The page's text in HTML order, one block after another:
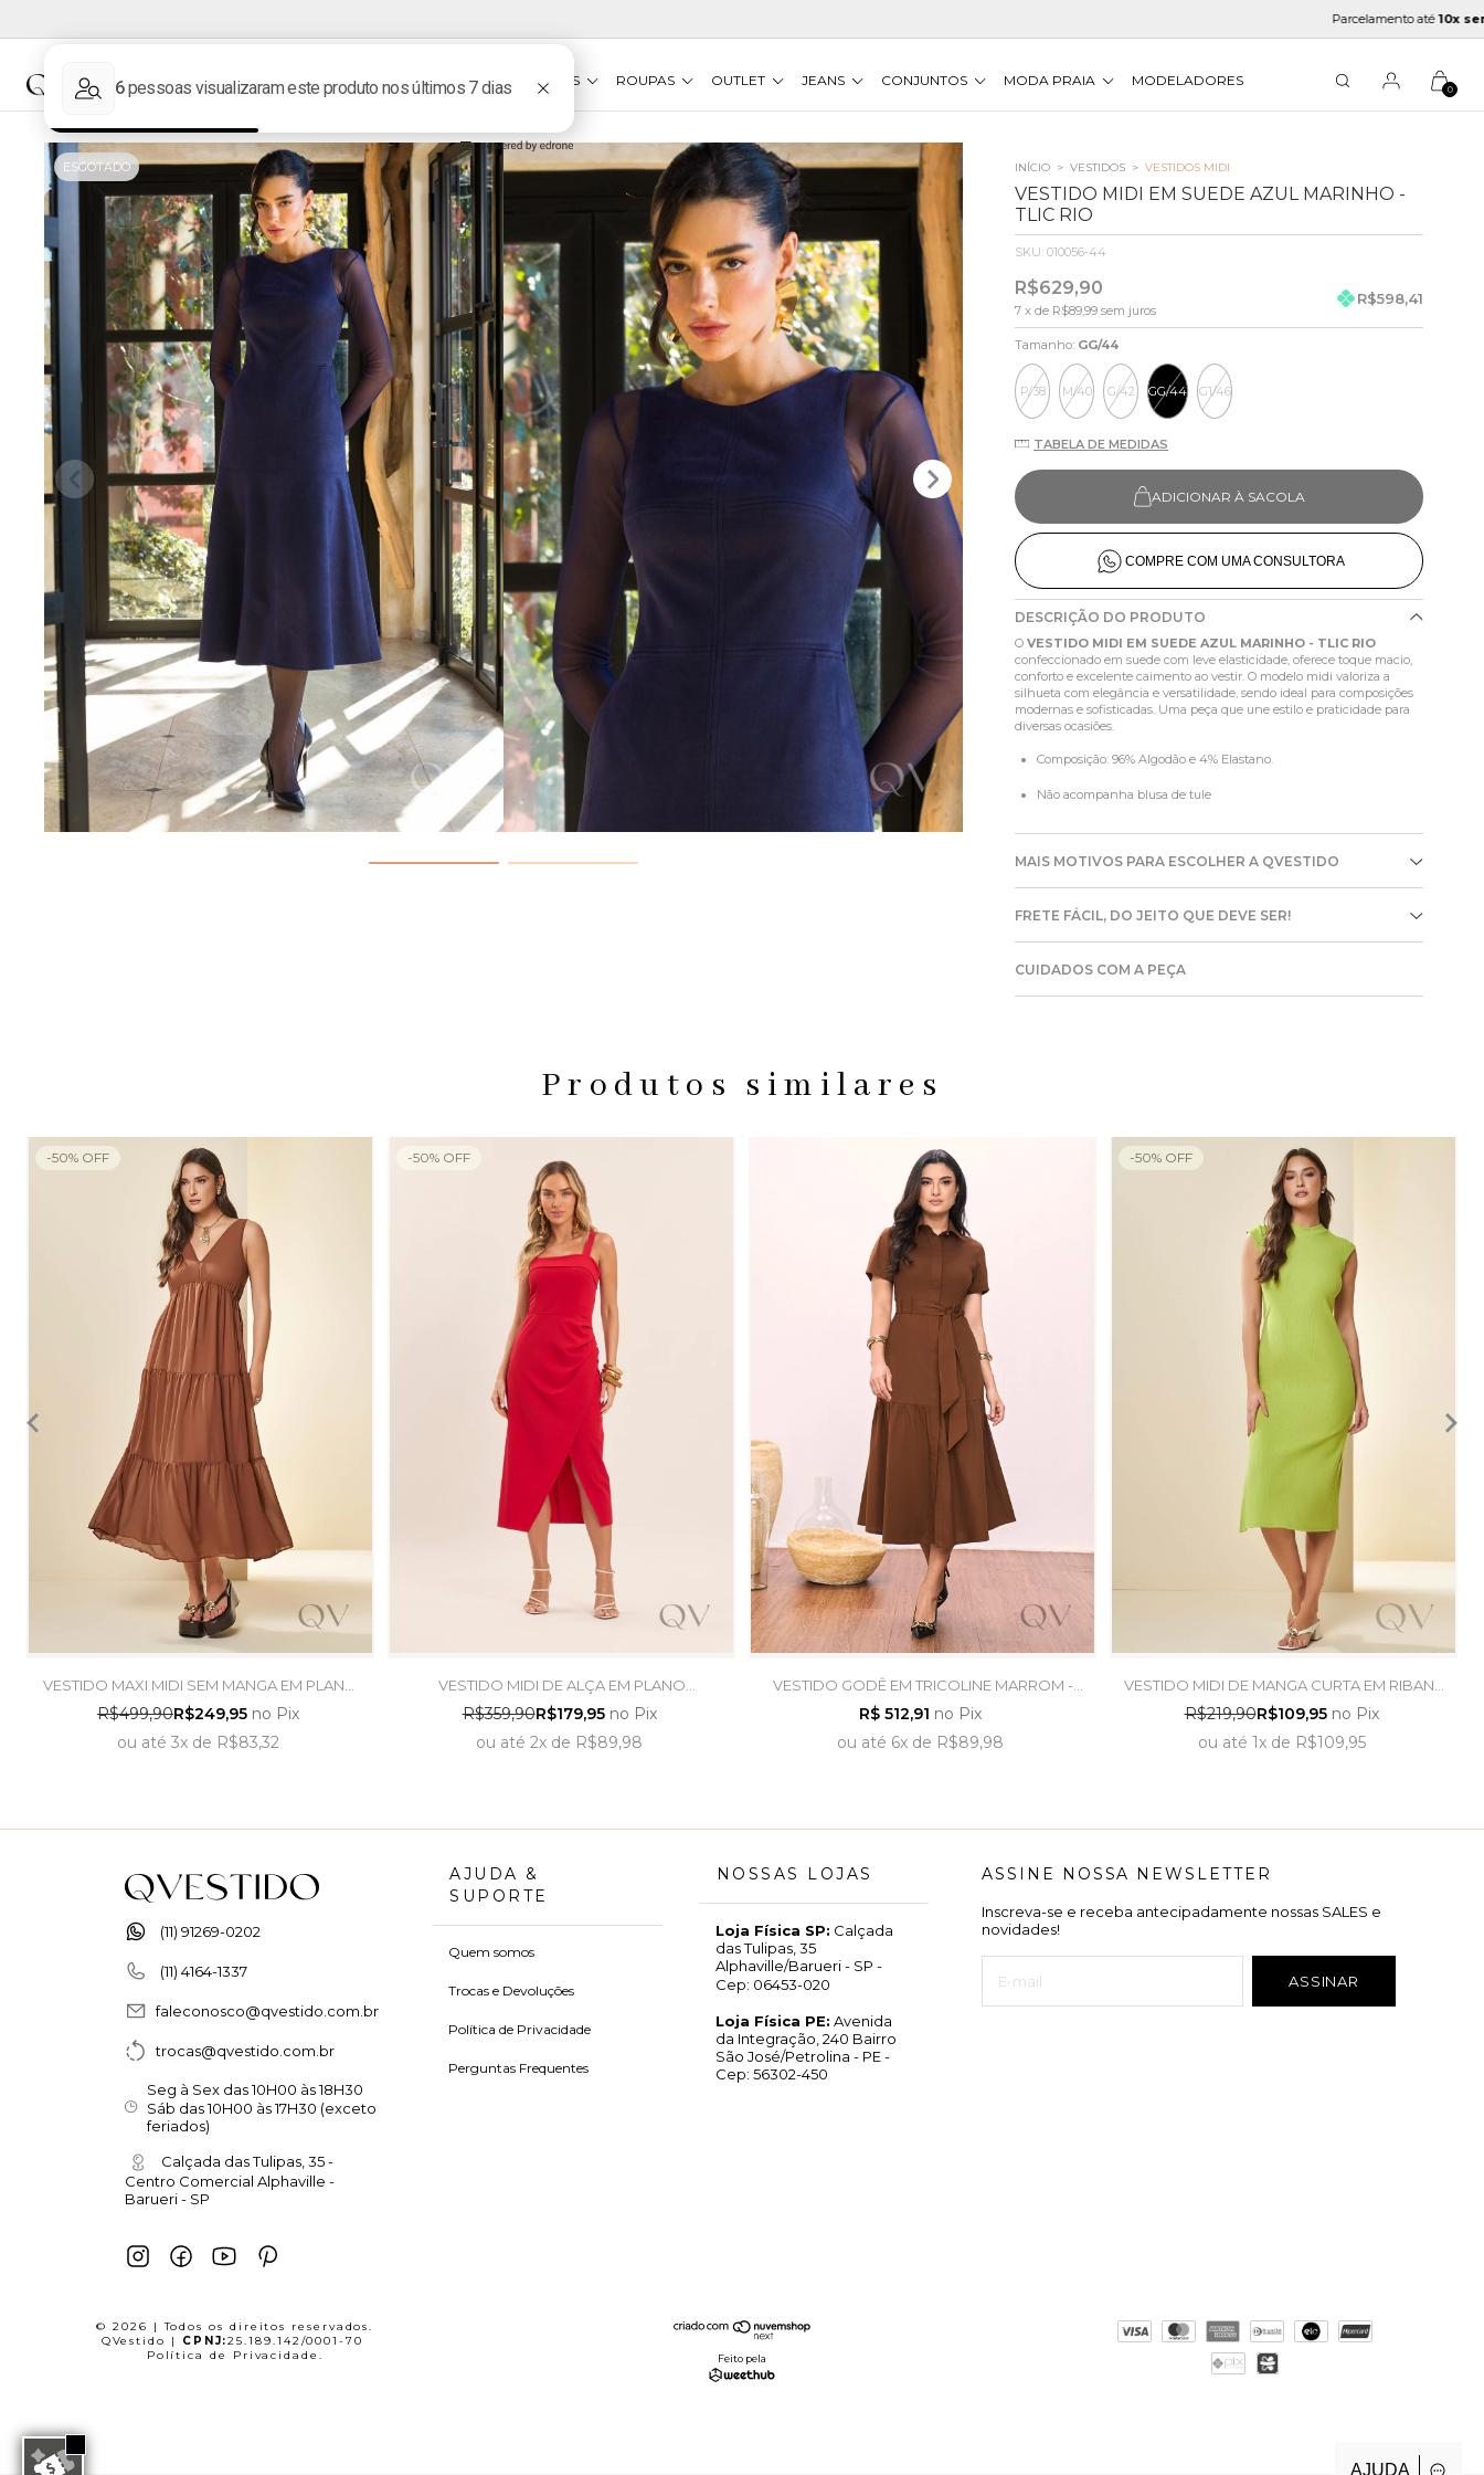
Parcelamento até10x sem juros
NOVIDADES MARCAS VESTIDOS ROUPAS OUTLET JEANS CONJUNTOS MODA PRAIA MODELADORES 0
ESGOTADO INÍCIO > VESTIDOS > VESTIDOS MIDI
VESTIDO MIDI EM SUEDE AZUL MARINHO -
TLIC RIO
SKU: 010056-44
R$629,90
7 x de R$89,99 sem juros
R$598,41
Tamanho: GG/44
P/38 M/40 G/42 GG/44 G1/46
TABELA DE MEDIDAS
ADICIONAR À SACOLA
COMPRE COM UMA CONSULTORA
DESCRIÇÃO DO PRODUTO
O VESTIDO MIDI EM SUEDE AZUL MARINHO - TLIC RIO
confeccionado em suede com leve elasticidade, oferece toque macio,
conforto e excelente caimento ao vestir. O modelo midi valoriza a
silhueta com elegância e versatilidade, sendo ideal para composições
modernas e sofisticadas. Uma peça que une estilo e praticidade para
diversas ocasiões.
Composição: 96% Algodão e 4% Elastano.
Não acompanha blusa de tule
MAIS MOTIVOS PARA ESCOLHER A QVESTIDO
FRETE FÁCIL, DO JEITO QUE DEVE SER!
CUIDADOS COM A PEÇA
Produtos similares
VESTIDO MAXI MIDI SEM MANGA EM PLANO
MARROM - DOCE TRAMA
R$499,90R$249,95 no Pix
ou até 3x de R$83,32
-50% OFF
VESTIDO MIDI DE ALÇA EM PLANO
ALFAIATARIA VERMELHO - DOCE TRAMA
R$359,90R$179,95 no Pix
ou até 2x de R$89,98
-50% OFF
VESTIDO GODÊ EM TRICOLINE MARROM -
TITANIUM JEANS
R$ 512,91 no Pix
ou até 6x de R$89,98
VESTIDO MIDI DE MANGA CURTA EM RIBANA
VERDE ABACATE - DOCE TRAMA
R$219,90R$109,95 no Pix
ou até 1xde R$109,95
-50% OFF
(11) 91269-0202
(11) 4164-1337
faleconosco@qvestido.com.br
trocas@qvestido.com.br
Seg à Sex das 10H00 às 18H30
Sáb das 10H00 às 17H30 (exceto
feriados)
Calçada das Tulipas, 35 -
Centro Comercial Alphaville -
Barueri - SP
AJUDA &
SUPORTE
Quem somos
Trocas e Devoluções
Política de Privacidade
Perguntas Frequentes
NOSSAS LOJAS
Loja Física SP: Calçada
das Tulipas, 35
Alphaville/Barueri - SP -
Cep: 06453-020
Loja Física PE: Avenida
da Integração, 240 Bairro
São José/Petrolina - PE -
Cep: 56302-450
ASSINE NOSSA NEWSLETTER
Inscreva-se e receba antecipadamente nossas SALES e
novidades!
© 2026 | Todos os direitos reservados.
QVestido | CPNJ:25.189.142/0001-70
Política de Privacidade . Feito pela
AJUDA